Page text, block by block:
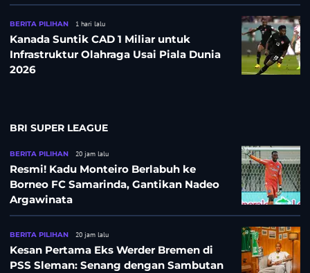
BERITA PILIHAN 1 hari lalu
Kanada Suntik CAD 1 Miliar untuk
Infrastruktur Olahraga Usai Piala Dunia
2026
BRI SUPER LEAGUE
BERITA PILIHAN 20 jam lalu
Resmi! Kadu Monteiro Berlabuh ke
Borneo FC Samarinda, Gantikan Nadeo
Argawinata
BERITA PILIHAN 20 jam lalu
Kesan Pertama Eks Werder Bremen di
PSS Sleman: Senang dengan Sambutan